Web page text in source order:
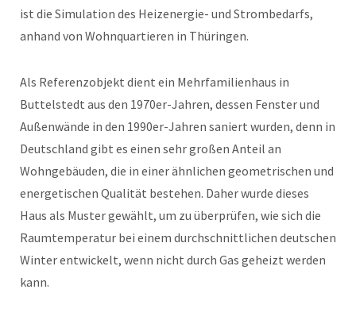
ist die Simulation des Heizenergie- und Strombedarfs,
anhand von Wohnquartieren in Thüringen.
Als Referenzobjekt dient ein Mehrfamilienhaus in
Buttelstedt aus den 1970er-Jahren, dessen Fenster und
Außenwände in den 1990er-Jahren saniert wurden, denn in
Deutschland gibt es einen sehr großen Anteil an
Wohngebäuden, die in einer ähnlichen geometrischen und
energetischen Qualität bestehen. Daher wurde dieses
Haus als Muster gewählt, um zu überprüfen, wie sich die
Raumtemperatur bei einem durchschnittlichen deutschen
Winter entwickelt, wenn nicht durch Gas geheizt werden
kann.